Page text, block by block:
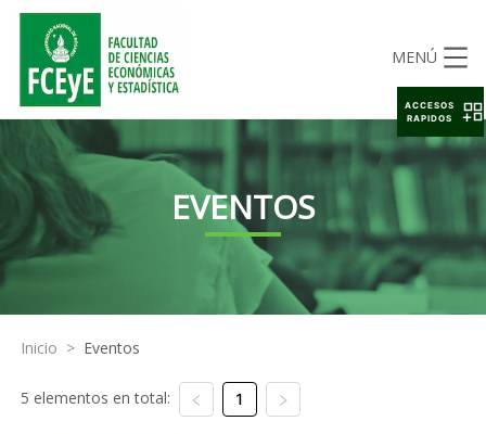
MENÚ
EVENTOS
Inicio > Eventos
5 elementos en total: 1
ACCESOS
RAPIDOS